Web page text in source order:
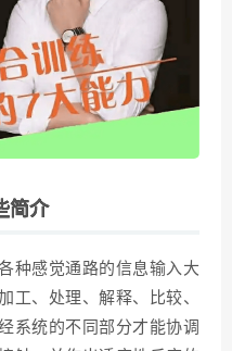
简介
种感觉通路的信息输入大
工、处理、解释、比较、
系统的不同部分才能协调